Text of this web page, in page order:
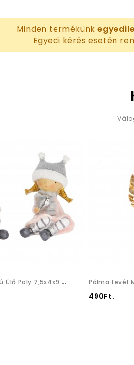
Minden termékünk
Egyedi kérés esetén
Kislány, Kisfiú Ülő Poly 7,5x4x9 Szürke,pink 2 Féle
490Ft.